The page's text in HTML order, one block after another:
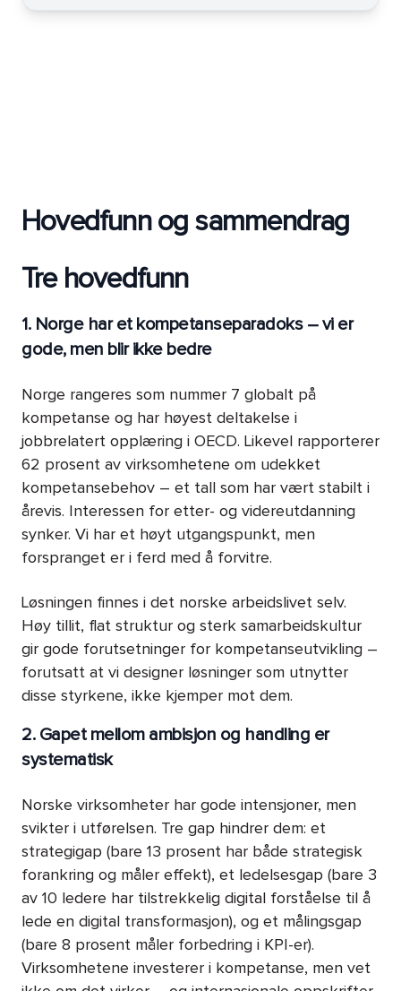
Hovedfunn og sammendrag
Tre hovedfunn
1. Norge har et kompetanseparadoks – vi er
gode, men blir ikke bedre
Norge rangeres som nummer 7 globalt på
kompetanse og har høyest deltakelse i
jobbrelatert opplæring i OECD. Likevel rapporterer
62 prosent av virksomhetene om udekket
kompetansebehov – et tall som har vært stabilt i
årevis. Interessen for etter- og videreutdanning
synker. Vi har et høyt utgangspunkt, men
forspranget er i ferd med å forvitre.
Løsningen finnes i det norske arbeidslivet selv.
Høy tillit, flat struktur og sterk samarbeidskultur
gir gode forutsetninger for kompetanseutvikling –
forutsatt at vi designer løsninger som utnytter
disse styrkene, ikke kjemper mot dem.
2. Gapet mellom ambisjon og handling er
systematisk
Norske virksomheter har gode intensjoner, men
svikter i utførelsen. Tre gap hindrer dem: et
strategigap (bare 13 prosent har både strategisk
forankring og måler effekt), et ledelsesgap (bare 3
av 10 ledere har tilstrekkelig digital forståelse til å
lede en digital transformasjon), og et målingsgap
(bare 8 prosent måler forbedring i KPI-er).
Virksomhetene investerer i kompetanse, men vet